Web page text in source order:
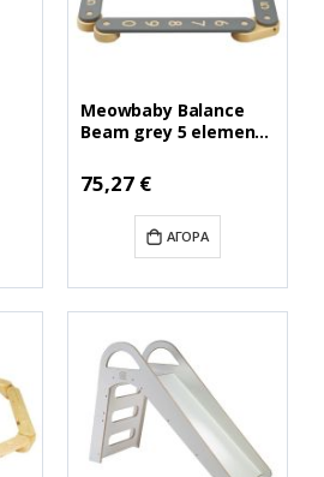
Meowbaby Balance
Beam grey 5 elements
(MEBSSEN502IE)
75,27 €
ΑΓΟΡΆ